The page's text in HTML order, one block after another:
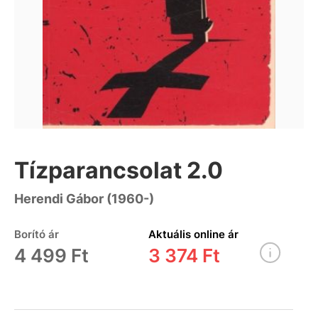
Tízparancsolat 2.0
Herendi Gábor (1960-)
Borító ár
4 499 Ft
Aktuális online ár
3 374 Ft